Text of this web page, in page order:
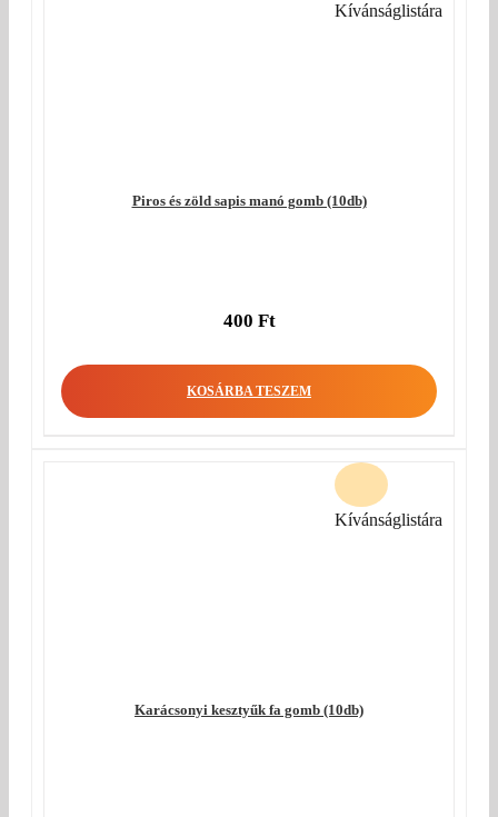
Piros és zöld sapis manó gomb (10db)
400 Ft
KOSÁRBA TESZEM
Kívánságlistára
Karácsonyi kesztyűk fa gomb (10db)
Kívánságlistára